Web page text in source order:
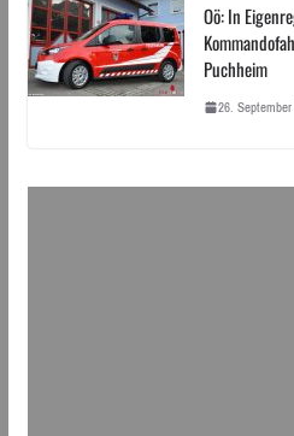
Oö: In
Puchheim
26.